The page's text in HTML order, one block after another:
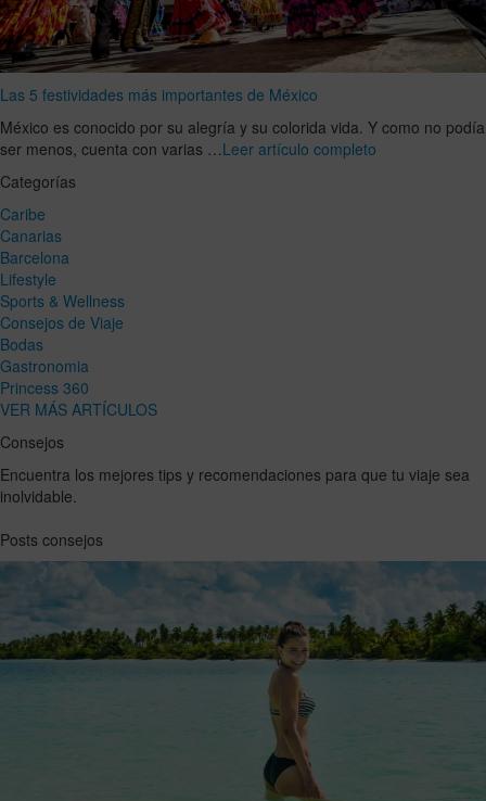
Las 5 festividades más importantes de México
México es conocido por su alegría y su colorida vida. Y como no podía
ser menos, cuenta con varias …Leer artículo completo
Categorías
Caribe
Canarias
Barcelona
Lifestyle
Sports & Wellness
Consejos de Viaje
Bodas
Gastronomia
Princess 360
VER MÁS ARTÍCULOS
Consejos
Encuentra los mejores tips y recomendaciones para que tu viaje sea
inolvidable.
Posts consejos